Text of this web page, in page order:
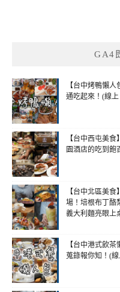
GA4
【台中烤鴨懶
通吃起來！(線上
【台中西屯美
園酒店的吃到飽
【台中北區美
場！培根布丁酪
義大利麵亮眼上
【台中港式飲
蒐錄報你知！(